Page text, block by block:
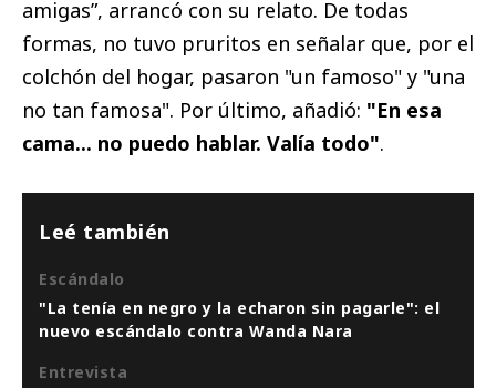
amigas”, arrancó con su relato. De todas
formas, no tuvo pruritos en señalar que, por el
colchón del hogar, pasaron "un famoso" y "una
no tan famosa". Por último, añadió: "En esa
cama... no puedo hablar. Valía todo".
Leé también
Escándalo
"La tenía en negro y la echaron sin pagarle": el
nuevo escándalo contra Wanda Nara
Entrevista